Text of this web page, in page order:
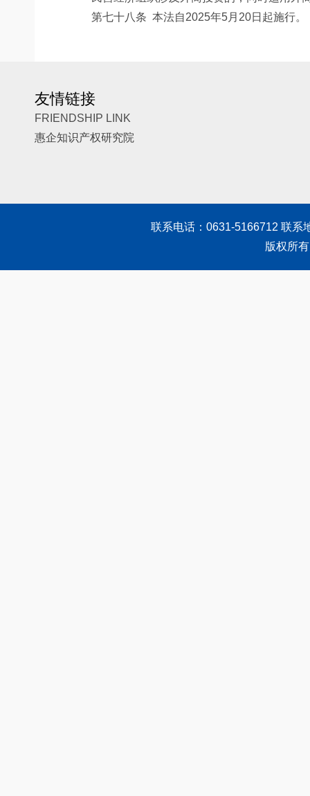
第七十八条 本法自2025年5月20日起施行。
友情链接
FRIENDSHIP LINK
惠企知识产权研究院
联系电话：0631-5166712 联系
版权所